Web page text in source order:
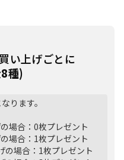
い上げごとに
種)
ります。
場合：0枚プレゼント
場合：1枚プレゼント
の場合：1枚プレゼント